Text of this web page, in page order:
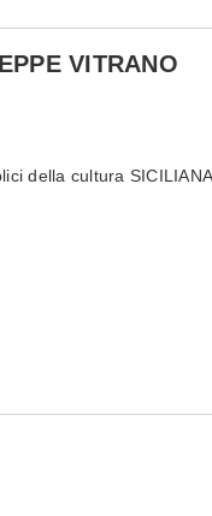
VITRANO
della cultura